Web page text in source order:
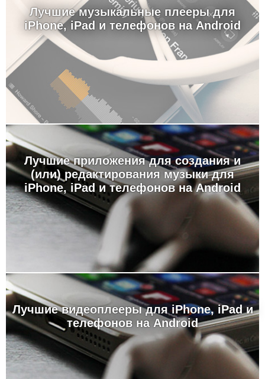
Лучшие музыкальные плееры для
iPhone, iPad и телефонов на Android
Лучшие приложения для создания и
(или) редактирования музыки для
iPhone, iPad и телефонов на Android
Лучшие видеоплееры для iPhone, iPad и
телефонов на Android